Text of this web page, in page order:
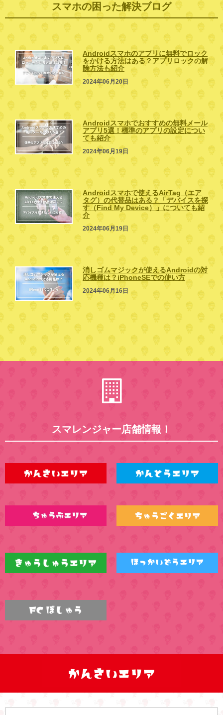
スマホの困った解決ブログ
Androidスマホのアプリに無料でロック
をかける方法はある？アプリロックの解
除方法も紹介
2024年06月20日
Androidスマホでおすすめの無料メール
アプリ5選！標準のアプリの設定につい
ても紹介
2024年06月19日
Androidスマホで使えるAirTag（エア
タグ）の代替品はある？「デバイスを探
す（Find My Device）」についても紹
介
2024年06月19日
消しゴムマジックが使えるAndroidの対
応機種は？iPhoneSEでの使い方
2024年06月16日
スマレンジャー店舗情報！